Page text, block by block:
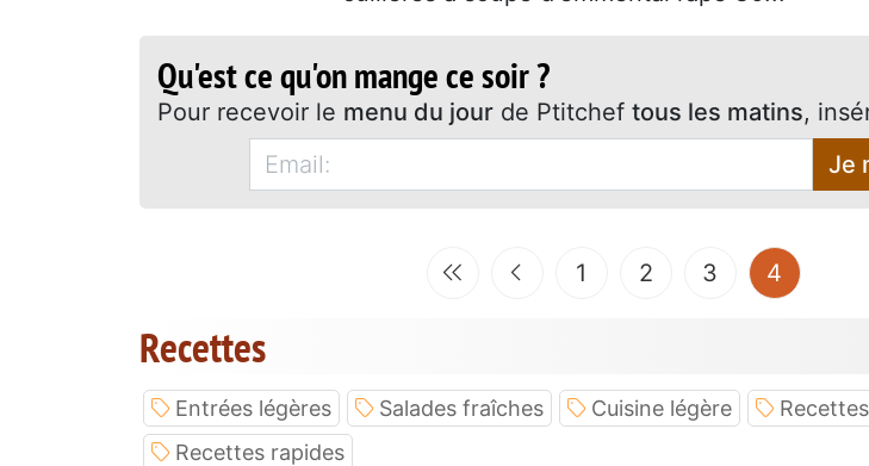
Qu'est ce qu'on mange ce soir ?
Pour recevoir le menu du jour de Ptitchef tous les matins,
Je
1 2 3 4 (current)
Recettes
Entrées légères Salades fraîches Cuisine légère
Recettes rapides